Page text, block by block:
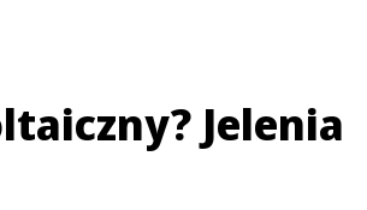
Jelenia